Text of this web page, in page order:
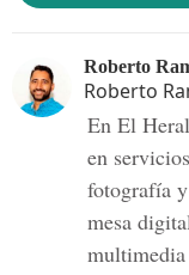
Roberto
Roberto
En El
en
fotografía
mesa